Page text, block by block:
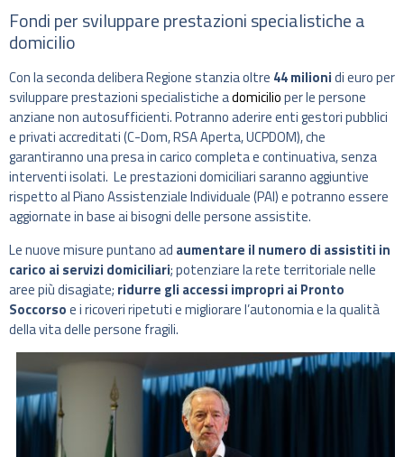
Fondi per sviluppare prestazioni specialistiche a
domicilio
Con la seconda delibera Regione stanzia oltre 44 milionidi euro per
sviluppare prestazioni specialistiche adomicilioper le persone
anziane non autosufficienti. Potranno aderire enti gestori pubblici
e privati accreditati (C-Dom, RSA Aperta, UCPDOM), che
garantiranno una presa in carico completa e continuativa, senza
interventi isolati. Le prestazioni domiciliari saranno aggiuntive
rispetto al Piano Assistenziale Individuale (PAI) e potranno essere
aggiornate in base ai bisogni delle persone assistite.
Le nuove misure puntano ad aumentare il numero di assistiti in
carico ai servizi domiciliari; potenziare la rete territoriale nelle
aree più disagiate; ridurre gli accessi impropri ai Pronto
Soccorsoe i ricoveri ripetuti e migliorare l’autonomia e la qualità
della vita delle persone fragili.